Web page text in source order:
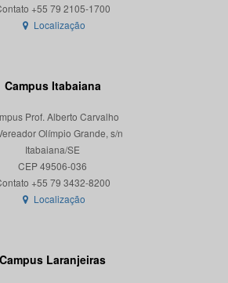
Localização
Campus Itabaiana
Prof. Alberto Carvalho
Olímpio Grande, s/n
Itabaiana/SE
CEP 49506-036
Localização
Campus Laranjeiras